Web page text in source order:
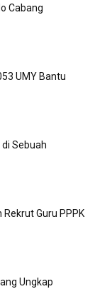
Cabang
UMY Bantu
Sebuah
Guru PPPK
Ungkap